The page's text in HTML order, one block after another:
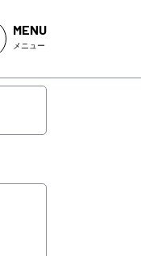
MENU
メニュー